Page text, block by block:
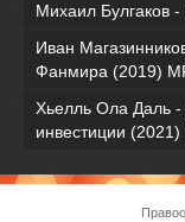
Михаил Булгаков
Иван
Фанмира (2019)
Хьелль Ола Даль
инвестиции